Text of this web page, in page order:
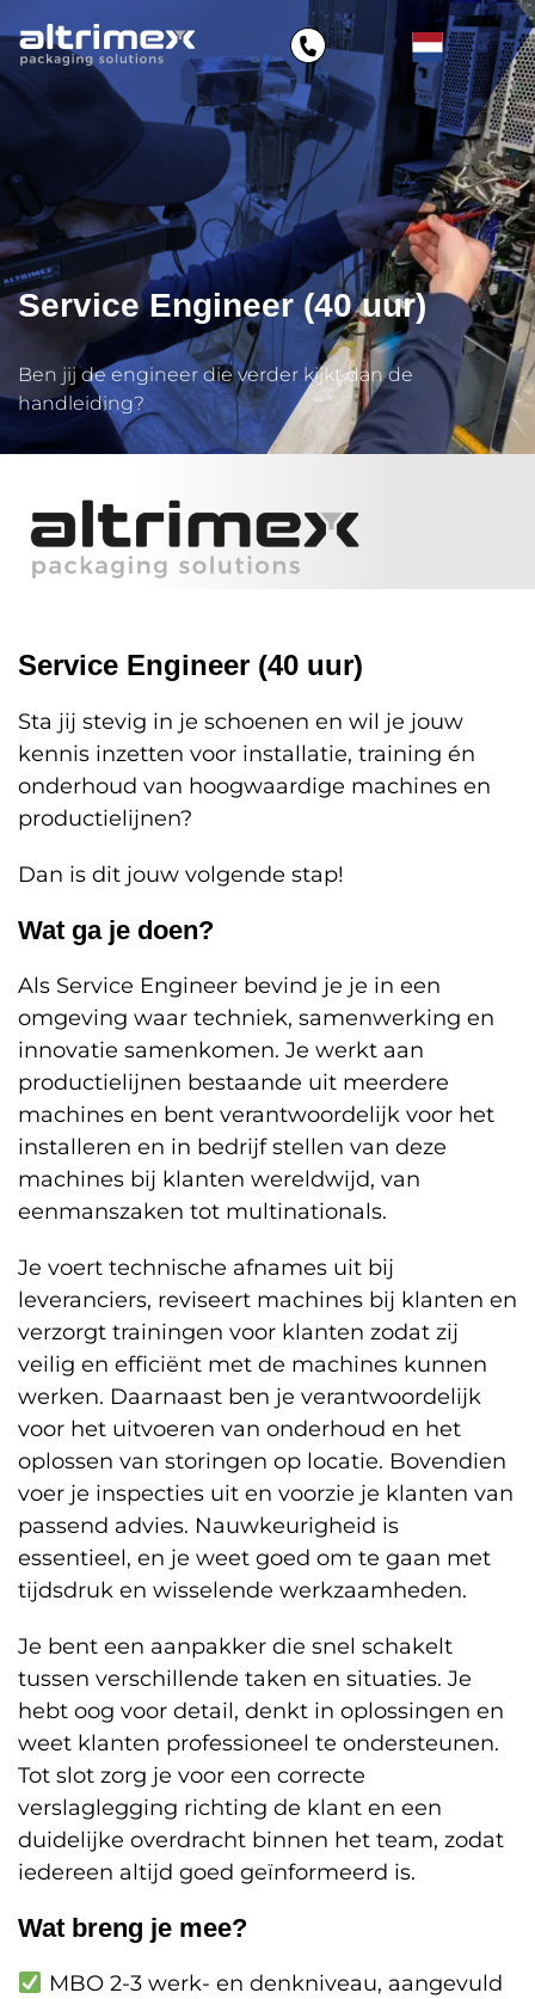
Service Engineer (40 uur)
Ben jij de engineer die verder kijkt dan de
handleiding?
Service Engineer (40 uur)
Sta jij stevig in je schoenen en wil je jouw
kennis inzetten voor installatie, training én
onderhoud van hoogwaardige machines en
productielijnen?
Dan is dit jouw volgende stap!
Wat ga je doen?
Als Service Engineer bevind je je in een
omgeving waar techniek, samenwerking en
innovatie samenkomen. Je werkt aan
productielijnen bestaande uit meerdere
machines en bent verantwoordelijk voor het
installeren en in bedrijf stellen van deze
machines bij klanten wereldwijd, van
eenmanszaken tot multinationals.
Je voert technische afnames uit bij
leveranciers, reviseert machines bij klanten en
verzorgt trainingen voor klanten zodat zij
veilig en efficiënt met de machines kunnen
werken. Daarnaast ben je verantwoordelijk
voor het uitvoeren van onderhoud en het
oplossen van storingen op locatie. Bovendien
voer je inspecties uit en voorzie je klanten van
passend advies. Nauwkeurigheid is
essentieel, en je weet goed om te gaan met
tijdsdruk en wisselende werkzaamheden.
Je bent een aanpakker die snel schakelt
tussen verschillende taken en situaties. Je
hebt oog voor detail, denkt in oplossingen en
weet klanten professioneel te ondersteunen.
Tot slot zorg je voor een correcte
verslaglegging richting de klant en een
duidelijke overdracht binnen het team, zodat
iedereen altijd goed geïnformeerd is.
Wat breng je mee?
MBO 2-3 werk- en denkniveau, aangevuld